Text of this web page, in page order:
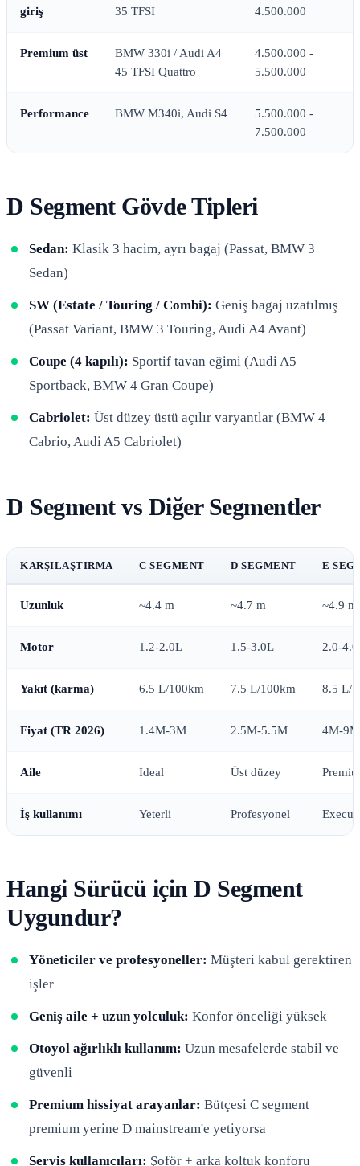
giriş
35 TFSI
4.500.000
Premium üst
BMW 330i / Audi A4
45 TFSI Quattro
4.500.000 -
5.500.000
Performance BMW M340i, Audi S4
5.500.000 -
7.500.000
D Segment Gövde Tipleri
Sedan: Klasik 3 hacim, ayrı bagaj (Passat, BMW 3
Sedan)
SW (Estate / Touring / Combi): Geniş bagaj uzatılmış
(Passat Variant, BMW 3 Touring, Audi A4 Avant)
Coupe (4 kapılı): Sportif tavan eğimi (Audi A5
Sportback, BMW 4 Gran Coupe)
Cabriolet: Üst düzey üstü açılır varyantlar (BMW 4
Cabrio, Audi A5 Cabriolet)
D Segment vs Diğer Segmentler
KARŞILAŞTIRMA C SEGMENT D SEGMENT E
Uzunluk ~4.4 m ~4.7 m ~4.9 m
Motor 1.2-2.0L 1.5-3.0L 2.0-
Yakıt (karma) 6.5 L/100km 7.5 L/100km 8.5 L/
Fiyat (TR 2026) 1.4M-3M 2.5M-5.5M 4M-9M
Aile İdeal Üst düzey
İş kullanımı Yeterli Profesyonel
Hangi Sürücü için D Segment
Uygundur?
Yöneticiler ve profesyoneller: Müşteri kabul gerektiren
işler
Geniş aile + uzun yolculuk: Konfor önceliği yüksek
Otoyol ağırlıklı kullanım: Uzun mesafelerde stabil ve
güvenli
Premium hissiyat arayanlar: Bütçesi C segment
premium yerine D mainstream'e yetiyorsa
Servis kullanıcıları: Şoför + arka koltuk konforu